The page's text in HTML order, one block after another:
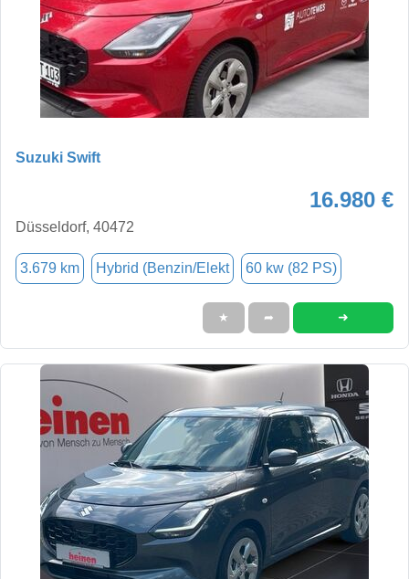
Suzuki Swift
16.980 €
Düsseldorf, 40472
3.679 km Hybrid (Benzin/Elekt 60 kw (82 PS)
★ ➦ ➜